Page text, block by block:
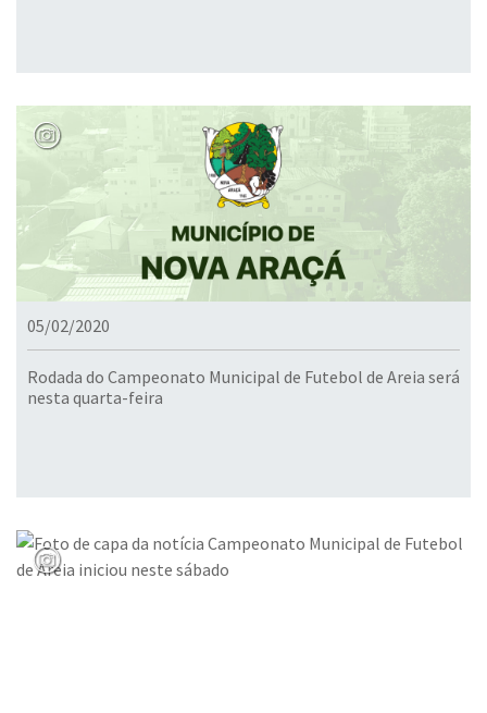
05/02/2020
Rodada do Campeonato Municipal de Futebol de Areia será
nesta quarta-feira